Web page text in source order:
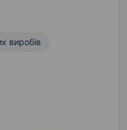
виробів